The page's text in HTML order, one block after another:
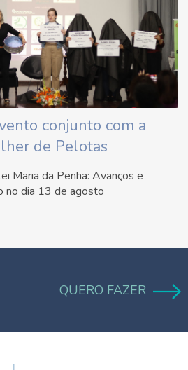
conjunto com a
de Pelotas
Maria da Penha: Avanços e
no dia 13 de agosto
QUERO FAZER